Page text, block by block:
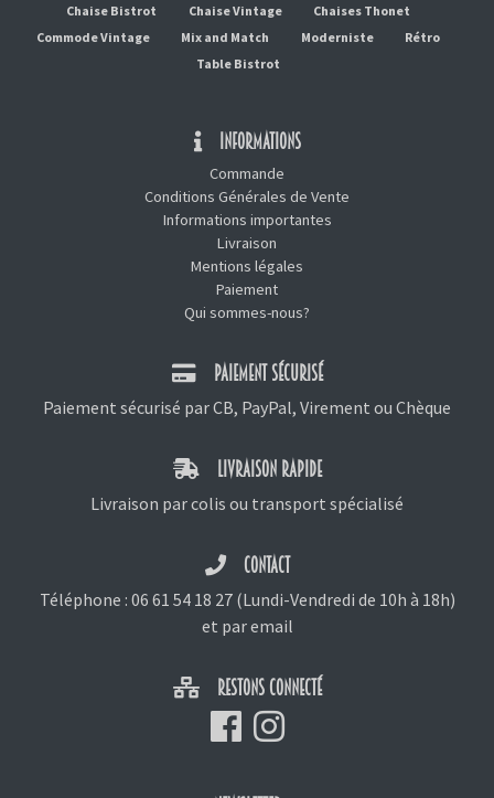
Chaise Bistrot
Chaise Vintage
Chaises Thonet
Commode Vintage
Mix and Match Moderniste
Rétro
Table Bistrot
INFORMATIONS
Commande
Conditions Générales de Vente
Informations importantes
Livraison
Mentions légales
Paiement
Qui sommes-nous?
PAIEMENT SÉCURISÉ
Paiement sécurisé par CB, PayPal, Virement ou Chèque
LIVRAISON RAPIDE
Livraison par colis ou transport spécialisé
CONTACT
Téléphone : 06 61 54 18 27(Lundi-Vendredi de 10h à 18h)
et par email
RESTONS CONNECTÉ